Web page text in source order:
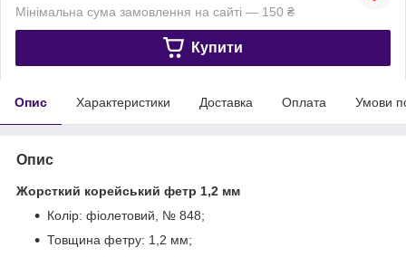
Мінімальна сума замовлення на сайті — 150 ₴
Купити
Опис Характеристики Доставка Оплата Умови
Опис
Жорсткий корейський фетр 1,2 мм
Колір: фіолетовий, № 848;
Товщина фетру: 1,2 мм;